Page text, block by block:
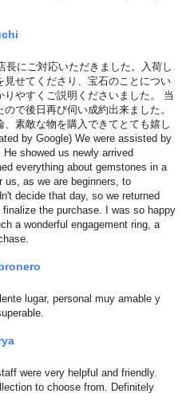
にご対応いただきました。入荷し
見せてくださり、宝石のことについ
りやすくご説明くださいました。 当
で後日再び伺い成約出来ました。
、素敵な物を購入できてとても嬉し
by Google) We were assisted by
showed us newly arrived
everything about gemstones in a
us, as we are beginners, to
decide that day, so we returned
finalize the purchase. I was so happy
a wonderful engagement ring, a
lugar, personal muy amable y
were very helpful and friendly.
to choose from. Definitely